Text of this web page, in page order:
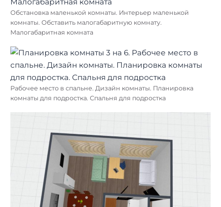
Обстановка маленькой комнаты. Интерьер маленькой
комнаты. Обставить малогабаритную комнату.
Малогабаритная комната
Рабочее место в спальне. Дизайн комнаты. Планировка
комнаты для подростка. Спальня для подростка